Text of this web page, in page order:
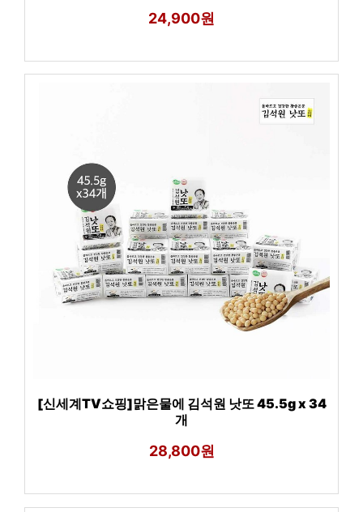
24,900원
[신세계TV쇼핑]맑은물에 김석원 낫또 45.5g x 34
개
28,800원